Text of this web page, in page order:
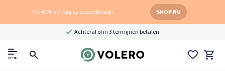
Tot 40% korting op buitenkleden SHOP NU
Achteraf of in 3 termijnen betalen
menu